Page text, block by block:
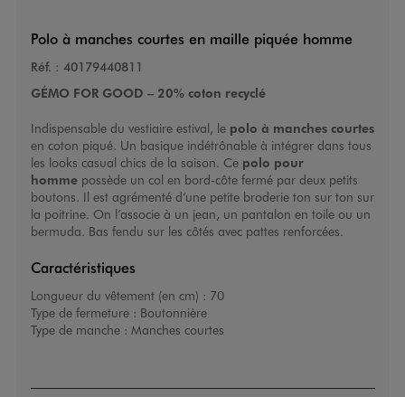
Polo à manches courtes en maille piquée homme
Réf. : 40179440811
GÉMO FOR GOOD – 20% coton recyclé
Indispensable du vestiaire estival, le polo à manches courtes
en coton piqué. Un basique indétrônable à intégrer dans tous
les looks casual chics de la saison. Ce polo pour
homme possède un col en bord-côte fermé par deux petits
boutons. Il est agrémenté d’une petite broderie ton sur ton sur
la poitrine. On l’associe à un jean, un pantalon en toile ou un
bermuda. Bas fendu sur les côtés avec pattes renforcées.
Caractéristiques
Longueur du vêtement (en cm) : 70
Type de fermeture : Boutonnière
Type de manche : Manches courtes